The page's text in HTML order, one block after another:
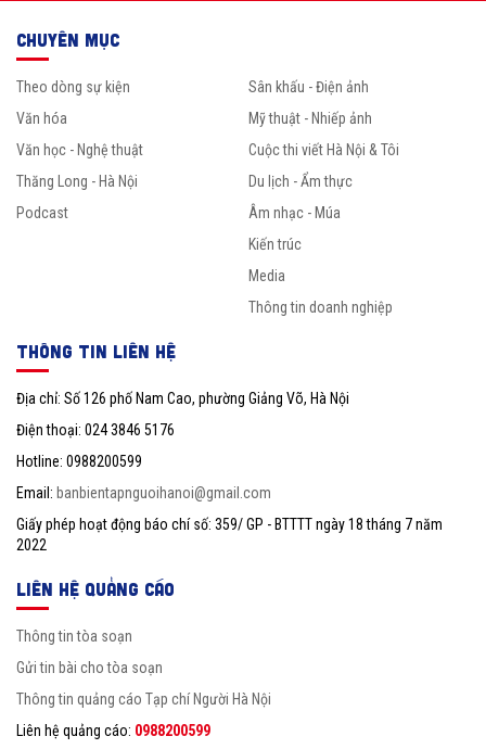
CHUYÊN MỤC
Theo dòng sự kiện
Văn hóa
Văn học - Nghệ thuật
Thăng Long - Hà Nội
Podcast
Sân khấu - Điện ảnh
Mỹ thuật - Nhiếp ảnh
Cuộc thi viết Hà Nội & Tôi
Du lịch - Ẩm thực
Âm nhạc - Múa
Kiến trúc
Media
Thông tin doanh nghiệp
THÔNG TIN LIÊN HỆ
Địa chỉ: Số 126 phố Nam Cao, phường Giảng Võ, Hà Nội
Điện thoại: 024 3846 5176
Hotline: 0988200599
Email: banbientapnguoihanoi@gmail.com
Giấy phép hoạt động báo chí số: 359/ GP - BTTTT ngày 18 tháng 7 năm
2022
LIÊN HỆ QUẢNG CÁO
Thông tin tòa soạn
Gửi tin bài cho tòa soạn
Thông tin quảng cáo Tạp chí Người Hà Nội
Liên hệ quảng cáo: 0988200599